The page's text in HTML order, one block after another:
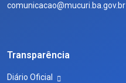
comunicacao@mucuri.ba.gov.br
Transparência
Diário Oficial